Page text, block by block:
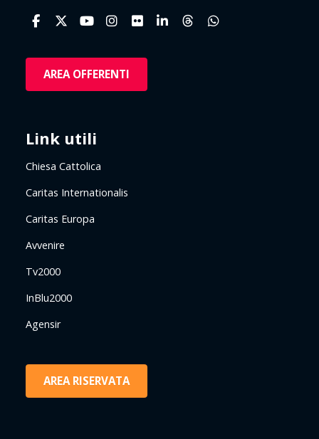
AREA OFFERENTI
Link utili
Chiesa Cattolica
Caritas Internationalis
Caritas Europa
Avvenire
Tv2000
InBlu2000
Agensir
AREA RISERVATA